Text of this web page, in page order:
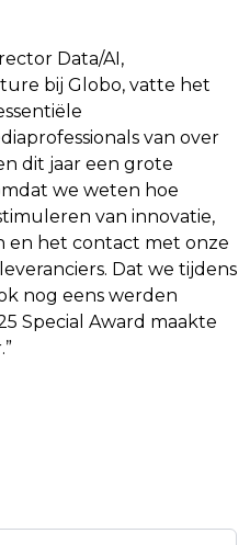
Data/AI,
bij Globo, vatte het
van over
dit jaar een grote
we weten hoe
van innovatie,
en het contact met onze
Dat we tijdens
nog eens werden
Special Award maakte
INKOOPT
VS, MELDT CBS